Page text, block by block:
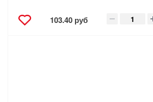
СТРОИТЕЛЬНЫЕ И ОТДЕЛОЧНЫЕ
103.40 руб